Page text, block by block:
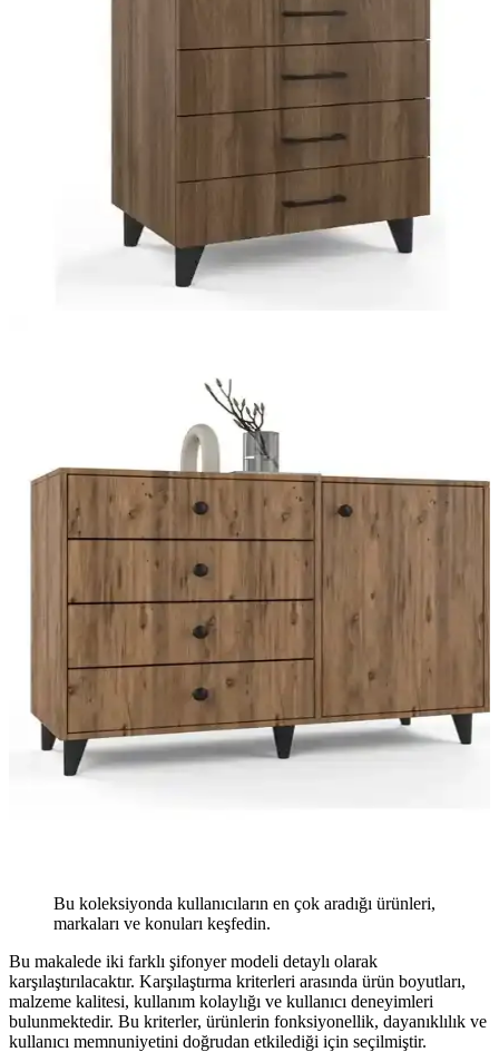
Bu koleksiyonda kullanıcıların en çok aradığı ürünleri,
markaları ve konuları keşfedin.
Bu makalede iki farklı şifonyer modeli detaylı olarak
karşılaştırılacaktır. Karşılaştırma kriterleri arasında ürün boyutları,
malzeme kalitesi, kullanım kolaylığı ve kullanıcı deneyimleri
bulunmektedir. Bu kriterler, ürünlerin fonksiyonellik, dayanıklılık ve
kullanıcı memnuniyetini doğrudan etkilediği için seçilmiştir.